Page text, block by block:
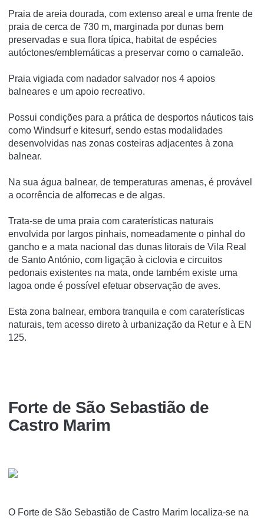
Praia de areia dourada, com extenso areal e uma frente de
praia de cerca de 730 m, marginada por dunas bem
preservadas e sua flora típica, habitat de espécies
autóctones/emblemáticas a preservar como o camaleão.
Praia vigiada com nadador salvador nos 4 apoios
balneares e um apoio recreativo.
Possui condições para a prática de desportos náuticos tais
como Windsurf e kitesurf, sendo estas modalidades
desenvolvidas nas zonas costeiras adjacentes à zona
balnear.
Na sua água balnear, de temperaturas amenas, é provável
a ocorrência de alforrecas e de algas.
Trata-se de uma praia com caraterísticas naturais
envolvida por largos pinhais, nomeadamente o pinhal do
gancho e a mata nacional das dunas litorais de Vila Real
de Santo António, com ligação à ciclovia e circuitos
pedonais existentes na mata, onde também existe uma
lagoa onde é possível efetuar observação de aves.
Esta zona balnear, embora tranquila e com caraterísticas
naturais, tem acesso direto à urbanização da Retur e à EN
125.
Forte de São Sebastião de
Castro Marim
O Forte de São Sebastião de Castro Marim localiza-se na